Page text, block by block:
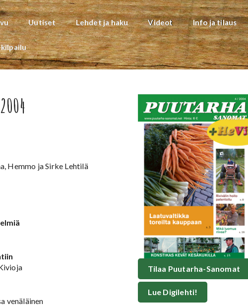
Uutiset Lehdet ja haku Videot Info ja tilaus
Hemmo ja Sirke Lehtilä
venäläinen
Tilaa Puutarha-Sanomat
Lue Digilehti!